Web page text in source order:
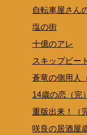
自転車屋さん
塩の街
十億のアレ
スキップビート
蒼竜の側用人
14歳の恋（完）
重版出来！（
咲良の居酒屋